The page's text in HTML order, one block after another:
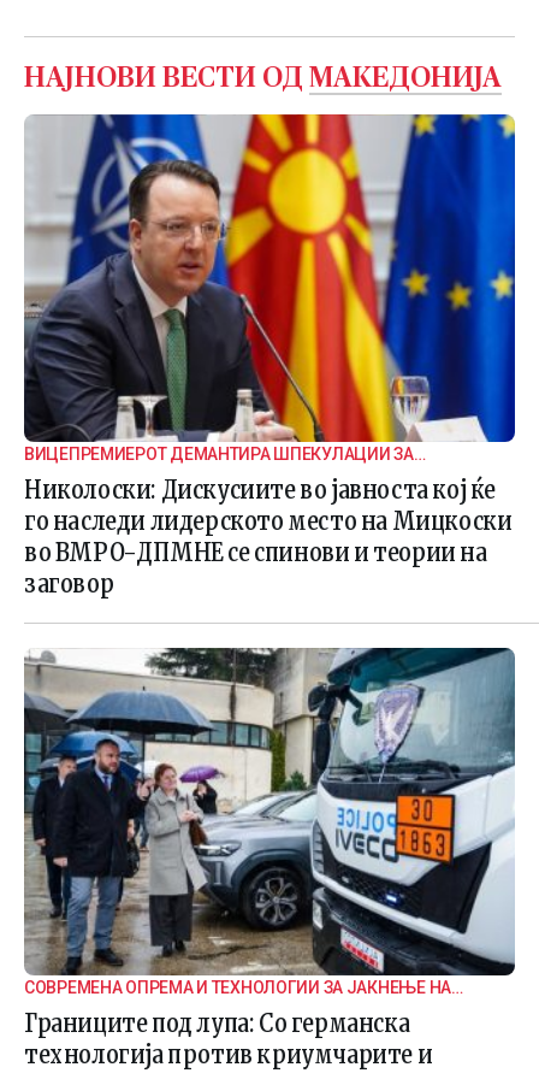
НАЈНОВИ ВЕСТИ ОД МАКЕДОНИЈА
ВИЦЕПРЕМИЕРОТ ДЕМАНТИРА ШПЕКУЛАЦИИ ЗА
ВНАТРЕПАРТИСКИ ПОДЕЛБИ
Николоски: Дискусиите во јавноста кој ќе
го наследи лидерското место на Мицкоски
во ВМРО-ДПМНЕ се спинови и теории на
заговор
СОВРЕМЕНА ОПРЕМА И ТЕХНОЛОГИИ ЗА ЈАКНЕЊЕ НА
ГРАНИЧНАТА БЕЗБЕДНОСТ
Границите под лупа: Со германска
технологија против криумчарите и